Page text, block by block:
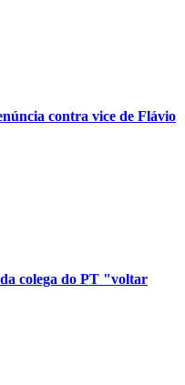
contra vice de Flávio
colega do PT "voltar